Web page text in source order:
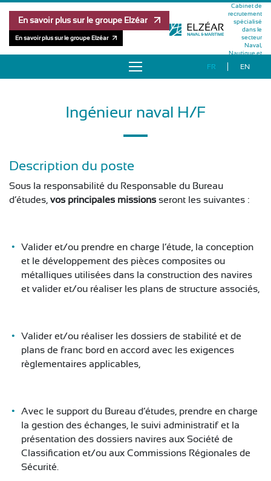
En savoir plus sur le groupe Elzéar
En savoir plus sur le groupe Elzéar
Cabinet de
recrutement
spécialisé
dans le
secteur
Naval,
Nautique et
FR EN
À PROPOS
OFFRES D’EMPLOI
PUBLICATIONS
CONTACT
Ingénieur naval H/F
Description du poste
Sous la responsabilité du Responsable du Bureau
d’études, vos principales missions seront les suivantes :
Valider et/ou prendre en charge l’étude, la conception
et le développement des pièces composites ou
métalliques utilisées dans la construction des navires
et valider et/ou réaliser les plans de structure associés,
Valider et/ou réaliser les dossiers de stabilité et de
plans de franc bord en accord avec les exigences
règlementaires applicables,
Avec le support du Bureau d’études, prendre en charge
la gestion des échanges, le suivi administratif et la
présentation des dossiers navires aux Société de
Classification et/ou aux Commissions Régionales de
Sécurité.